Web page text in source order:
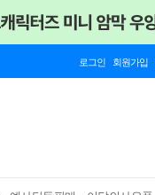
로그인 회원가입